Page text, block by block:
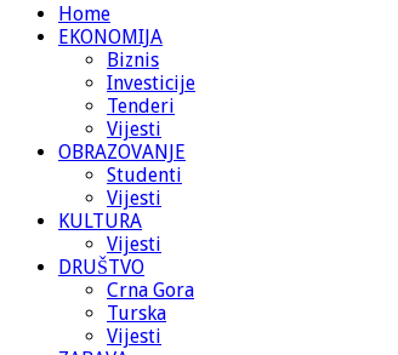
Home
EKONOMIJA
Biznis
Investicije
Tenderi
Vijesti
OBRAZOVANJE
Studenti
Vijesti
KULTURA
Vijesti
DRUŠTVO
Crna Gora
Turska
Vijesti